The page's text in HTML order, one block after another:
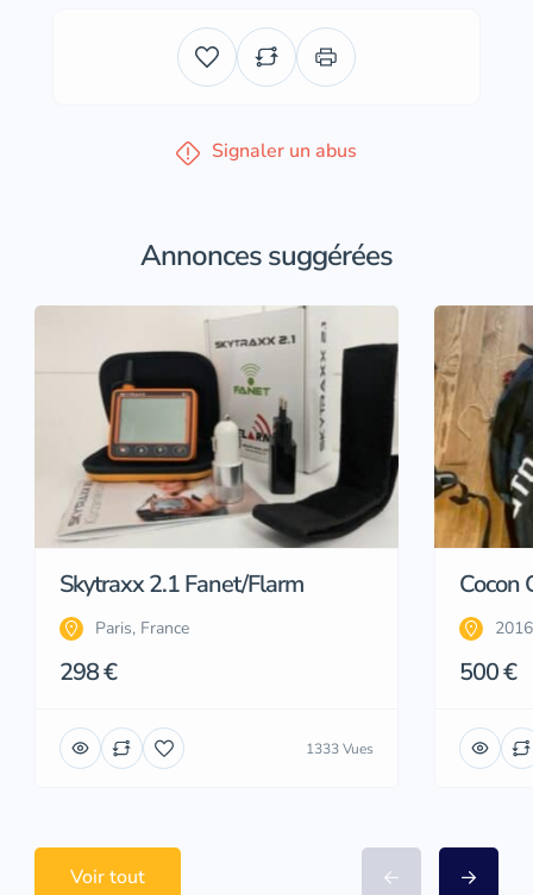
Signaler un abus
Annonces suggérées
Skytraxx 2.1 Fanet/Flarm
Paris, France
298 €
1333 Vues
Cocon
500 €
Voir tout